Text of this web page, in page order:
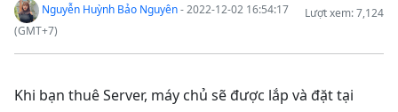
Lượt xem: 7,124
Nguyễn Huỳnh Bảo Nguyên- 2022-12-02 16:54:17
(GMT+7)
Khi bạn thuê Server, máy chủ sẽ được lắp và đặt tại